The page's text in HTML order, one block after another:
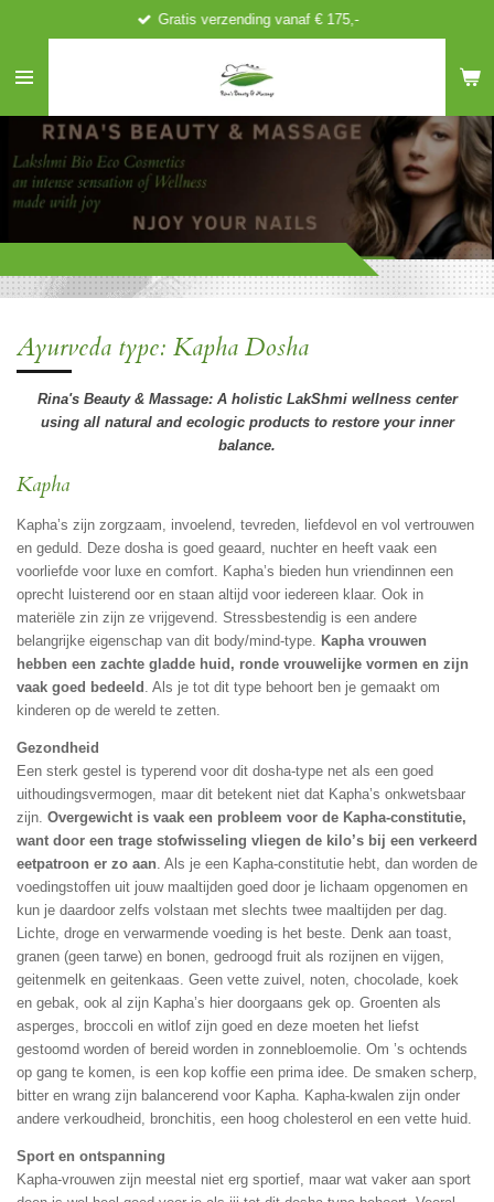
naar
hoofdinhoud
Gratis verzending vanaf € 175,-
Ayurveda type: Kapha Dosha
Rina's Beauty & Massage: A holistic LakShmi wellness center
using all natural and ecologic products to restore your inner
balance.
Kapha
Kapha’s zijn zorgzaam, invoelend, tevreden, liefdevol en vol vertrouwen
en geduld. Deze dosha is goed geaard, nuchter en heeft vaak een
voorliefde voor luxe en comfort. Kapha’s bieden hun vriendinnen een
oprecht luisterend oor en staan altijd voor iedereen klaar. Ook in
materiële zin zijn ze vrijgevend. Stressbestendig is een andere
belangrijke eigenschap van dit body/mind-type.
Kapha vrouwen
hebben een zachte gladde huid, ronde vrouwelijke vormen en zijn
vaak goed bedeeld . Als je tot dit type behoort ben je gemaakt om
kinderen op de wereld te zetten.
Gezondheid
Een sterk gestel is typerend voor dit dosha-type net als een goed
uithoudingsvermogen, maar dit betekent niet dat Kapha’s onkwetsbaar
zijn. Overgewicht is vaak een probleem voor de Kapha-constitutie,
want door een trage stofwisseling vliegen de kilo’s bij een verkeerd
eetpatroon er zo aan . Als je een Kapha-constitutie hebt, dan worden de
voedingstoffen uit jouw maaltijden goed door je lichaam opgenomen en
kun je daardoor zelfs volstaan met slechts twee maaltijden per dag.
Lichte, droge en verwarmende voeding is het beste. Denk aan toast,
granen (geen tarwe) en bonen, gedroogd fruit als rozijnen en vijgen,
geitenmelk en geitenkaas. Geen vette zuivel, noten, chocolade, koek
en gebak, ook al zijn Kapha’s hier doorgaans gek op. Groenten als
asperges, broccoli en witlof zijn goed en deze moeten het liefst
gestoomd worden of bereid worden in zonnebloemolie. Om ’s ochtends
op gang te komen, is een kop koffie een prima idee. De smaken scherp,
bitter en wrang zijn balancerend voor Kapha. Kapha-kwalen zijn onder
andere verkoudheid, bronchitis, een hoog cholesterol en een vette huid.
Sport en ontspanning
Kapha-vrouwen zijn meestal niet erg sportief, maar wat vaker aan sport